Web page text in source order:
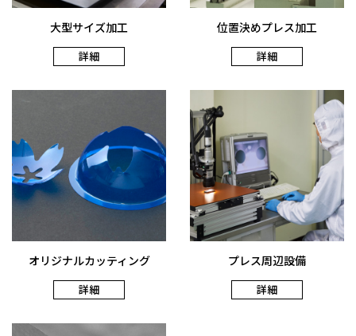
大型サイズ加工
詳細
位置決めプレス加工
詳細
オリジナルカッティング
詳細
プレス周辺設備
詳細